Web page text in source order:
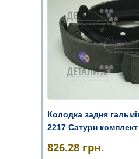
Колодка задня
2217 Сатурн комплект
826.28 грн.